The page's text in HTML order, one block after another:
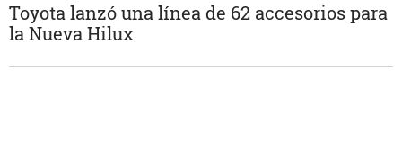
Toyota lanzó una línea de 62 accesorios para
la Nueva Hilux